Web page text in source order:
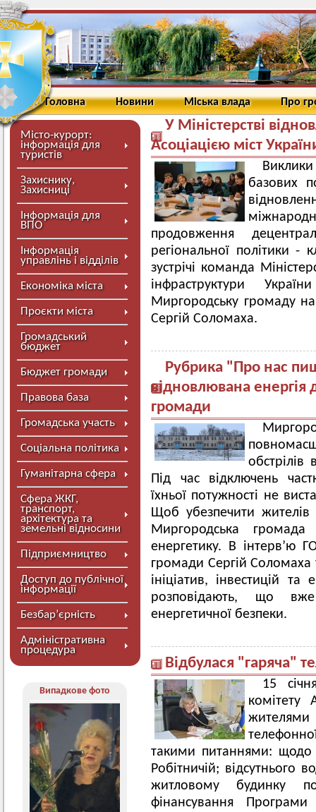
Головна Новини Міська влада Про
Місто-курорт:
інформація для
туристів
Захиснику,
Захисниці
Інформація для
ВПО
Інформація
управлінь і відділів
Економіка міста
Проєкти міста
Громадський
бюджет
Бюджет громади
Правова база
Громадська участь
Соціальна політика
Гуманітарна сфера
Сфера ЖКГ,
транспорт,
архітектура та
земельні відносини
Підприємництво
Доступ до публічної
інформації
Безбар’єрність
Адміністративна
процедура
Випадкове фото
У Міністерстві
Асоціацією міст
Виклики
базових
продовження
регіональної політики -
зустрічі команда
інфраструктури
Миргородську громаду на
Сергій Соломаха.
Рубрика "Про нас
відновлювана енергія
громади
обстрілів
Під час відключень
їхньої потужності не
Щоб убезпечити жителів
Миргородська громада
енергетику. В інтерв’ю
громади Сергій Соломаха
ініціатив, інвестицій
розповідають, що
енергетичної безпеки.
Відбулася "гаряча"
15
комітету
такими питаннями: щодо
Робітничій; відсутнього
житловому будинку
фінансування